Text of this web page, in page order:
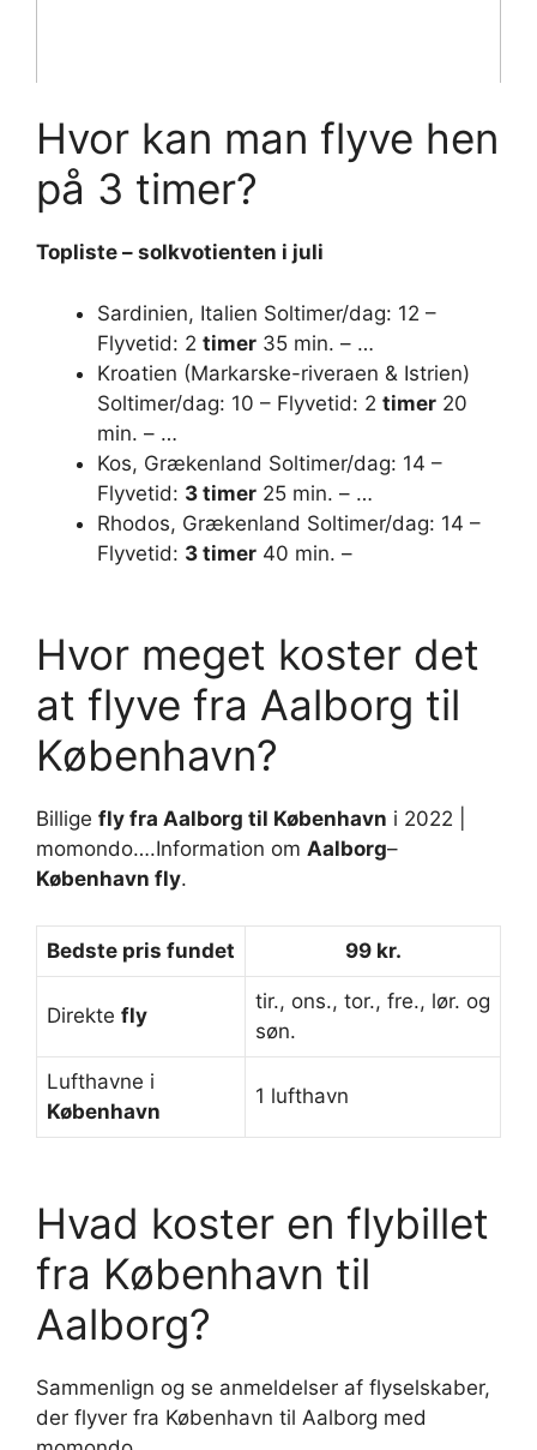
Hvor kan man flyve hen
på 3 timer?
Topliste – solkvotienten i juli
Sardinien, Italien Soltimer/dag: 12 –
Flyvetid: 2 timer 35 min. – …
Kroatien (Markarske-riveraen & Istrien)
Soltimer/dag: 10 – Flyvetid: 2 timer 20
min. – …
Kos, Grækenland Soltimer/dag: 14 –
Flyvetid: 3 timer 25 min. – …
Rhodos, Grækenland Soltimer/dag: 14 –
Flyvetid: 3 timer 40 min. –
Hvor meget koster det
at flyve fra Aalborg til
København?
Billige fly fra Aalborg til København i 2022 |
momondo….Information om Aalborg–
København fly.
Bedste pris fundet 99 kr.
Direkte fly
tir., ons., tor., fre., lør. og
søn.
Lufthavne i
København
1 lufthavn
Hvad koster en flybillet
fra København til
Aalborg?
Sammenlign og se anmeldelser af flyselskaber,
der flyver fra København til Aalborg med